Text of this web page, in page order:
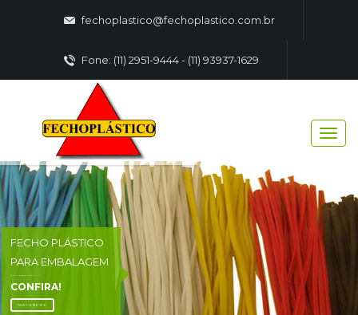
fechoplastico@fechoplastico.com.br
Fone: (11) 2951-9444 - (11) 93937-1629
FECHO PLÁSTICO
PARA EMBALAGEM
CONFIRA!
FALE CONOSCO